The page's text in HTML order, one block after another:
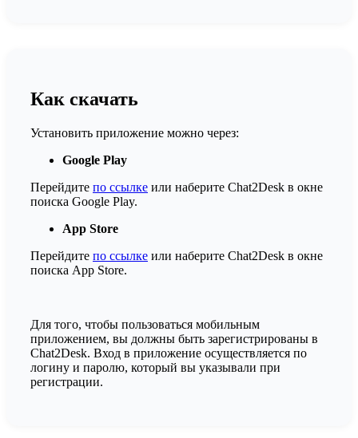
Как скачать
Установить приложение можно через:
Google Play
Перейдите по ссылке или наберите Chat2Desk в окне
поиска Google Play.
App Store
Перейдите по ссылке или наберите Chat2Desk в окне
поиска App Store.
Для того, чтобы пользоваться мобильным
приложением, вы должны быть зарегистрированы в
Chat2Desk. Вход в приложение осуществляется по
логину и паролю, который вы указывали при
регистрации.